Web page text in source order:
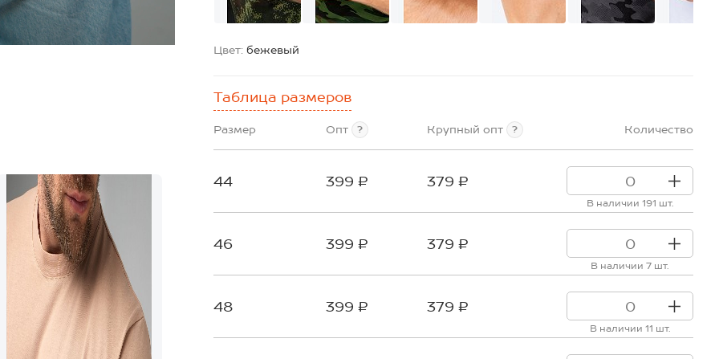
Цвет: бежевый
Таблица размеров
Размер Опт ? Крупный опт ? Количество
44 399 ₽ 379 ₽
В наличии 191 шт.
46 399 ₽ 379 ₽
В наличии 7 шт.
48 399 ₽ 379 ₽
В наличии 11 шт.